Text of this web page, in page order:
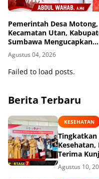
Pemerintah Desa Motong,
Kecamatan Utan,
Sumbawa Mengucapkan
Dirgahayu Republik
Indonesia ke-81
Agustus 04, 2026
Failed to load posts.
Berita Terbaru
KESEHATAN
Tingkatkan
Kesehatan,
Terima
Agustus 10,